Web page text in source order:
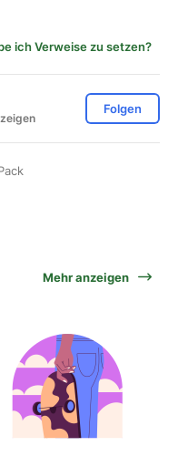
ich Verweise zu setzen?
Folgen
Mehr anzeigen